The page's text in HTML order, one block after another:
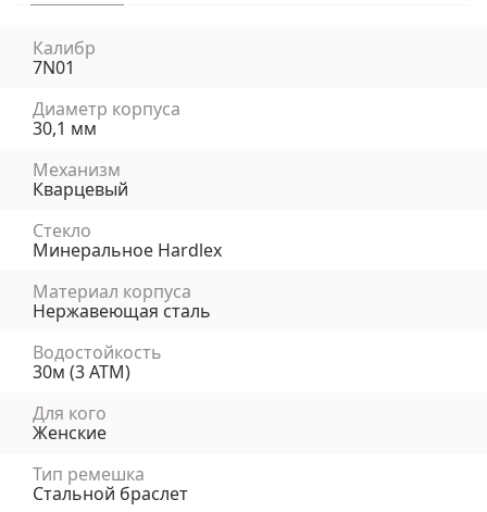
Калибр
7N01
Диаметр корпуса
30,1 мм
Механизм
Кварцевый
Стекло
Минеральное Hardlex
Материал корпуса
Нержавеющая сталь
Водостойкость
30м (3 АТМ)
Для кого
Женские
Тип ремешка
Стальной браслет